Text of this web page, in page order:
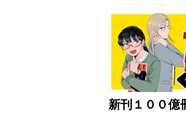
新刊１００億